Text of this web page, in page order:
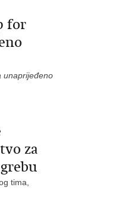
for
unaprijeđeno
za
tima,